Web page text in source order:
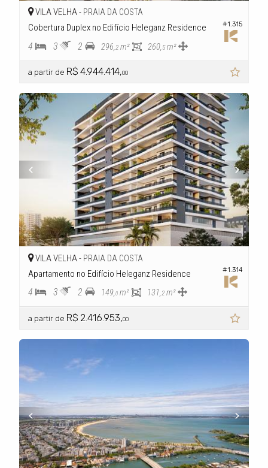
#1.315
VILA VELHA - PRAIA DA COSTA
Cobertura Duplex no Edifício Heleganz Residence
4 3 2 296,2 m² 260,5m²
a partir de R$ 4.944.414,00
#1.314
VILA VELHA - PRAIA DA COSTA
Apartamento no Edifício Heleganz Residence
4 3 2 149,0 m² 131,2 m²
a partir de R$ 2.416.953,00